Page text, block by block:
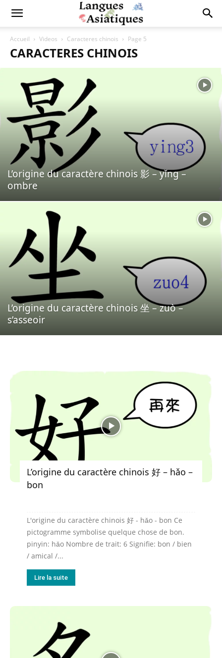
Accueil Videos Caracteres chinois Page 5
CARACTERES CHINOIS
L’origine du caractère chinois 影 – yǐng –
ombre
L’origine du caractère chinois 坐 – zuò –
s’asseoir
L’origine du caractère chinois 好 – hǎo –
bon
L'origine du caractère chinois 好 - hǎo - bon Ce
pictogramme symbolise quelque chose de bon.
pinyin: hǎo Nombre de trait: 6 Signifie: bon / bien
/ amical /...
Lire la suite